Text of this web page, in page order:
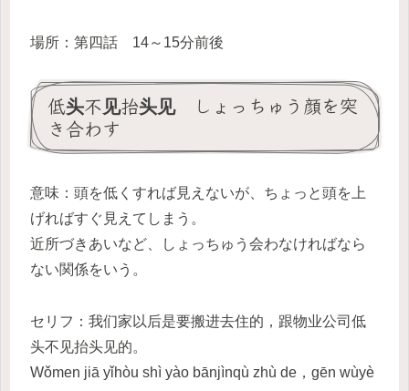
場所：第四話 14～15分前後
低头不见抬头见 しょっちゅう顔を突
き合わす
意味：頭を低くすれば見えないが、ちょっと頭を上
げればすぐ見えてしまう。
近所づきあいなど、しょっちゅう会わなければなら
ない関係をいう。
セリフ：我们家以后是要搬进去住的，跟物业公司低
头不见抬头见的。
Wǒmen jiā yǐhòu shì yào bānjìnqù zhù de，gēn wùyè